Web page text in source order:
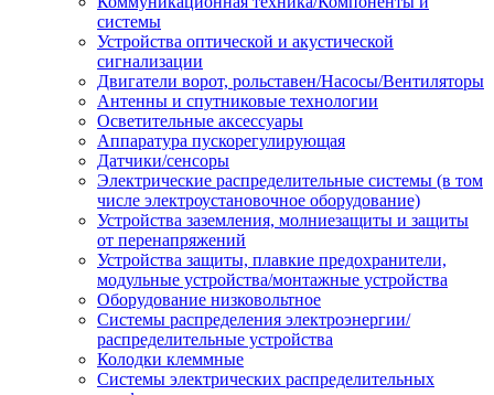
системы
Устройства оптической и акустической
сигнализации
Двигатели ворот, рольставен/Насосы/Вентиляторы
Антенны и спутниковые технологии
Осветительные аксессуары
Аппаратура пускорегулирующая
Датчики/сенсоры
Электрические распределительные системы (в том
числе электроустановочное оборудование)
Устройства заземления, молниезащиты и защиты
от перенапряжений
Устройства защиты, плавкие предохранители,
модульные устройства/монтажные устройства
Оборудование низковольтное
Системы распределения электроэнергии/
распределительные устройства
Колодки клеммные
Системы электрических распределительных